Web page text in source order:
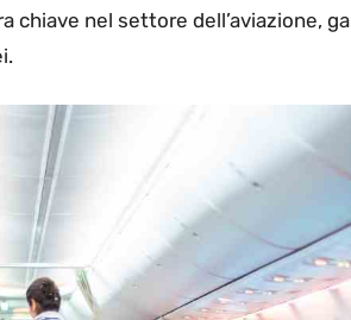
chiave nel settore dell’aviazione,